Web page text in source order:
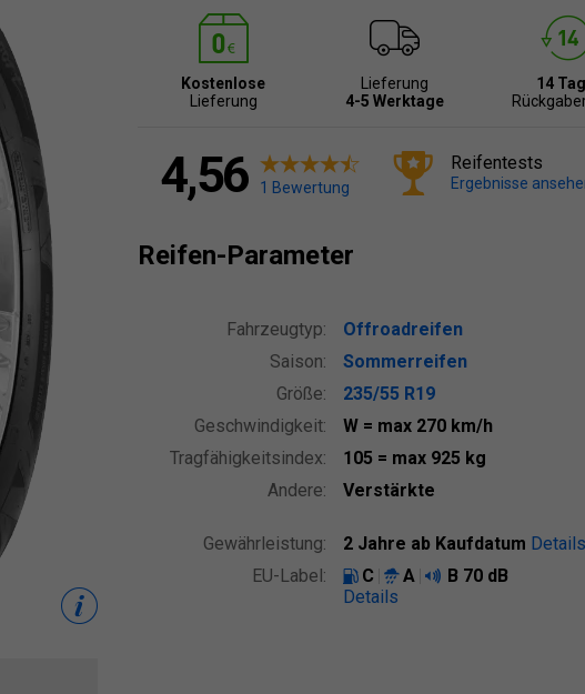
Kostenlose
Lieferung
Lieferung
4-5 Werktage
14
4,56 1 Bewertung
Reifentests
Ergebnisse
Reifen-Parameter
Fahrzeugtyp:
Offroadreifen
Saison:
Sommerreifen
Größe:
235/55 R19
Geschwindigkeit:
W = max 270 km/h
Tragfähigkeitsindex:
105 = max 925 kg
Andere:
Verstärkte
Gewährleistung: 2 Jahre ab Kaufdatum Details
EU-Label:
C A B 70 dB
Details